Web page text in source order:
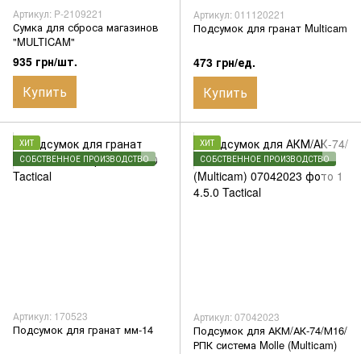
Артикул: P-2109221
Сумка для сброса магазинов
"MULTICAM"
935 грн/шт.
Купить
Артикул: 011120221
Подсумок для гранат Multicam
473 грн/ед.
Купить
ХИТ
СОБСТВЕННОЕ ПРОИЗВОДСТВО
Артикул: 170523
Подсумок для гранат мм-14
ХИТ
СОБСТВЕННОЕ ПРОИЗВОДСТВО
Артикул: 07042023
Подсумок для АКМ/АК-74/М16/
РПК система Molle (Multicam)